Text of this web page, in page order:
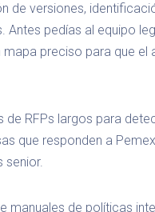
de versiones,
pedías al equipo
mapa preciso para que
de RFPs largos para
que responden a
senior.
manuales de políticas